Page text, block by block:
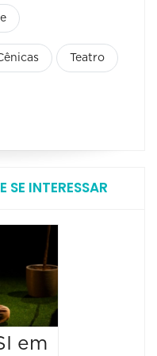
Teatro
SE INTERESSAR
em